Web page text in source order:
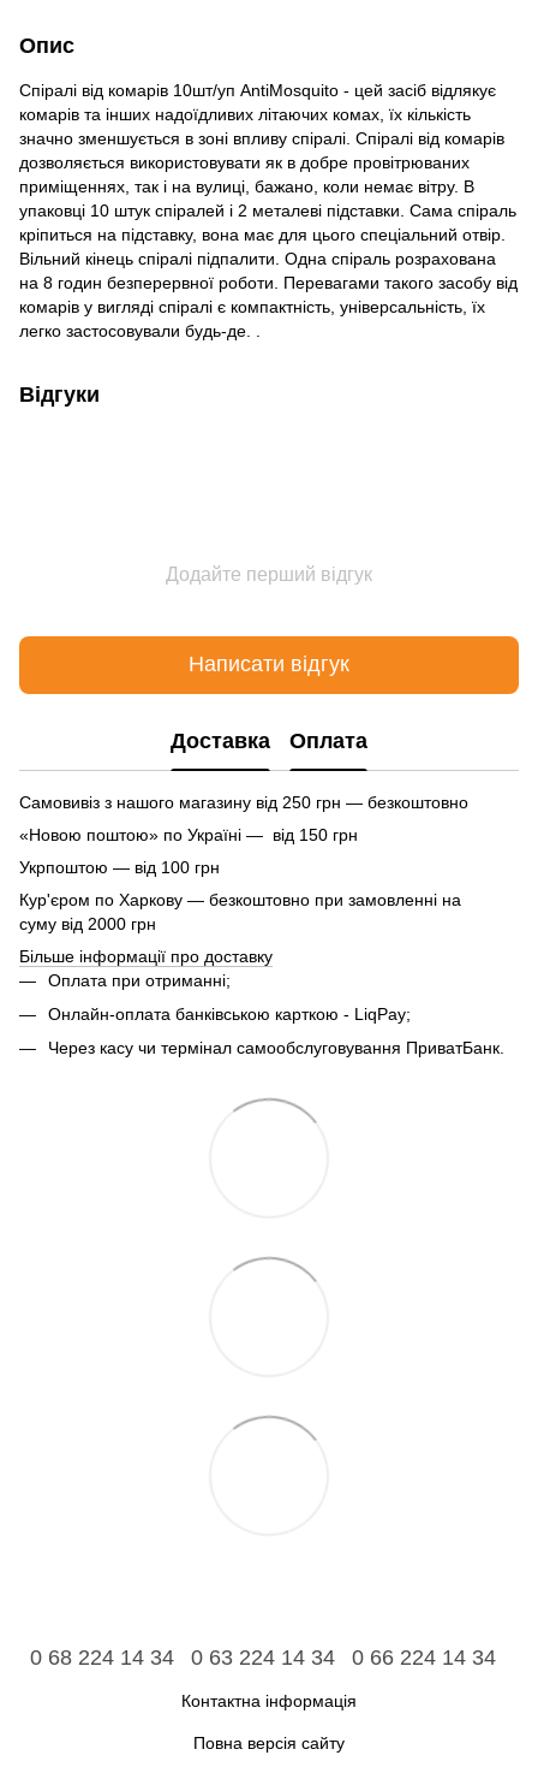
Опис
Спіралі від комарів 10шт/уп AntiMosquito - цей засіб відлякує
комарів та інших надоїдливих літаючих комах, їх кількість
значно зменшується в зоні впливу спіралі. Спіралі від комарів
дозволяється використовувати як в добре провітрюваних
приміщеннях, так і на вулиці, бажано, коли немає вітру. В
упаковці 10 штук спіралей і 2 металеві підставки. Сама спіраль
кріпиться на підставку, вона має для цього спеціальний отвір.
Вільний кінець спіралі підпалити. Одна спіраль розрахована
на 8 годин безперервної роботи. Перевагами такого засобу від
комарів у вигляді спіралі є компактність, універсальність, їх
легко застосовували будь-де. .
Відгуки
Додайте перший відгук
Написати відгук
Доставка Оплата
Самовивіз з нашого магазину від 250 грн — безкоштовно
«Новою поштою» по Україні — від 150 грн
Укрпоштою — від 100 грн
Кур'єром по Харкову — безкоштовно при замовленні на
суму від 2000 грн
Більше інформації про доставку
Оплата при отриманні;
Онлайн-оплата банківською карткою - LiqPay;
Через касу чи термінал самообслуговування ПриватБанк.
0 68 224 14 34 0 63 224 14 34 0 66 224 14 34
Контактна інформація
Повна версія сайту